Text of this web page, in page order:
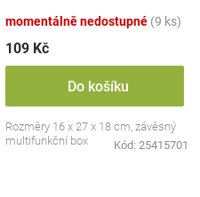
momentálně nedostupné (9 ks)
109 Kč
Do košíku
Rozměry 16 x 27 x 18 cm, závěsný
multifunkční box
Kód: 25415701